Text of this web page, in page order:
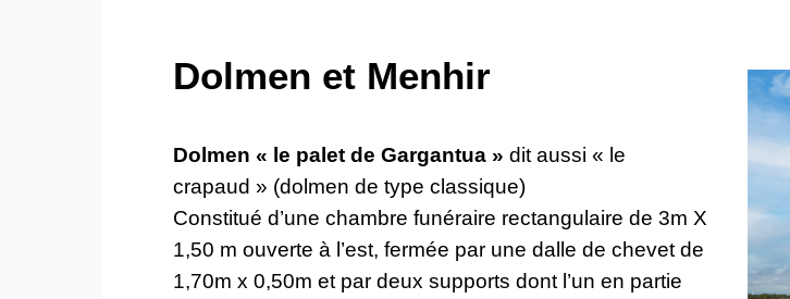
Dolmen et Menhir
Dolmen « le palet de Gargantua »dit aussi « le
crapaud » (dolmen de type classique)
Constitué d’une chambre funéraire rectangulaire de 3m X
1,50 m ouverte à l’est, fermée par une dalle de chevet de
1,70m x 0,50m et par deux supports dont l’un en partie